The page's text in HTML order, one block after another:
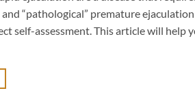
“pathological” premature
self-assessment. This article will help